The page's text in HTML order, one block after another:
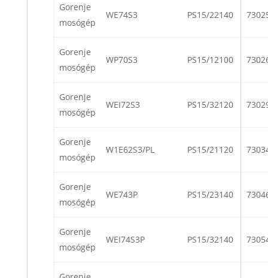
Gorenje
mosógép
WE74S3 PS15/22140
Gorenje
mosógép
WP70S3 PS15/12100
Gorenje
mosógép
WEI72S3 PS15/32120
Gorenje
mosógép
W1E62S3/PL PS15/21120
Gorenje
mosógép
WE743P PS15/23140
Gorenje
mosógép
WEI74S3P PS15/32140